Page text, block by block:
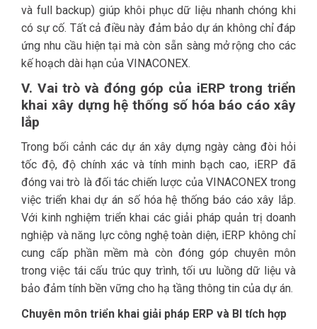
và full backup) giúp khôi phục dữ liệu nhanh chóng khi
có sự cố. Tất cả điều này đảm bảo dự án không chỉ đáp
ứng nhu cầu hiện tại mà còn sẵn sàng mở rộng cho các
kế hoạch dài hạn của VINACONEX.
V. Vai trò và đóng góp của iERP trong triển
khai xây dựng hệ thống số hóa báo cáo xây
lắp
Trong bối cảnh các dự án xây dựng ngày càng đòi hỏi
tốc độ, độ chính xác và tính minh bạch cao, iERP đã
đóng vai trò là đối tác chiến lược của VINACONEX trong
việc triển khai dự án số hóa hệ thống báo cáo xây lắp.
Với kinh nghiệm triển khai các giải pháp quản trị doanh
nghiệp và năng lực công nghệ toàn diện, iERP không chỉ
cung cấp phần mềm mà còn đóng góp chuyên môn
trong việc tái cấu trúc quy trình, tối ưu luồng dữ liệu và
bảo đảm tính bền vững cho hạ tầng thông tin của dự án.
Chuyên môn triển khai giải pháp ERP và BI tích hợp